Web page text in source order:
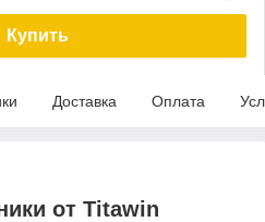
Купить
Доставка Оплата
от Titawin